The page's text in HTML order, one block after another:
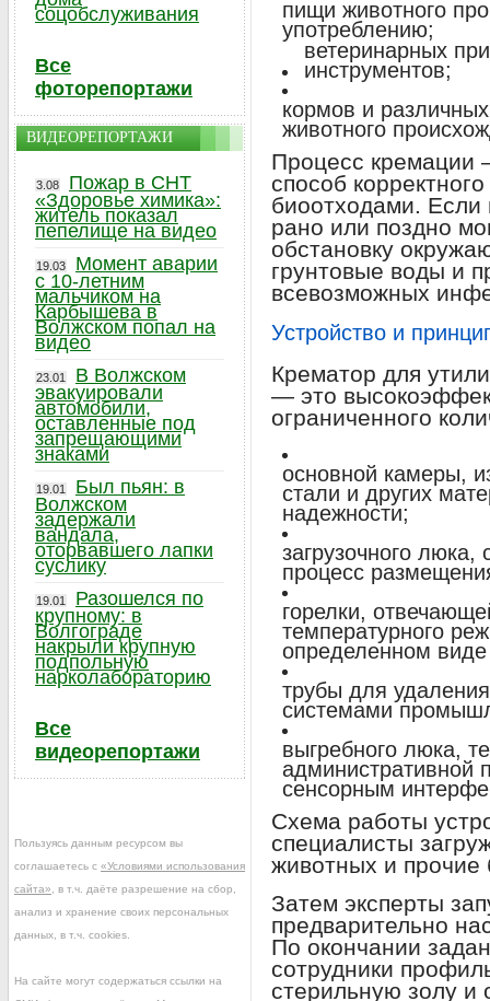
пищи животного
употреблению;
ветеринарных
инструментов;
кормов и
животного
Процесс кремации
способ
биоотходами. Если
рано или поздно
обстановку
грунтовые воды и
всевозможных
Устройство и
Крематор для
— это
ограниченного
основной камеры,
стали и других
надежности;
загрузочного
процесс
горелки,
температурного
определенном
трубы для
системами
выгребного люка,
административной
сенсорным
Схема работы
специалисты
животных и прочие
Затем эксперты
предварительно
По окончании
сотрудники
стерильную золу и
соцобслуживания
Все
фоторепортажи
ВИДЕОРЕПОРТАЖИ
3.08
Пожар в СНТ
«Здоровье химика»:
житель показал
пепелище на видео
19.03
Момент аварии
с 10-летним
мальчиком на
Карбышева в
Волжском попал на
видео
23.01
В Волжском
эвакуировали
автомобили,
оставленные под
запрещающими
знаками
19.01
Был пьян: в
Волжском
задержали
вандала,
оторвавшего лапки
суслику
19.01
Разошелся по
крупному: в
Волгограде
накрыли крупную
подпольную
нарколабораторию
Все
видеорепортажи
Пользуясь данным ресурсом вы
соглашаетесь с «Условиями использования
сайта» , в т.ч. даёте разрешение на сбор,
анализ и хранение своих персональных
данных, в т.ч. cookies.
На сайте могут содержаться ссылки на